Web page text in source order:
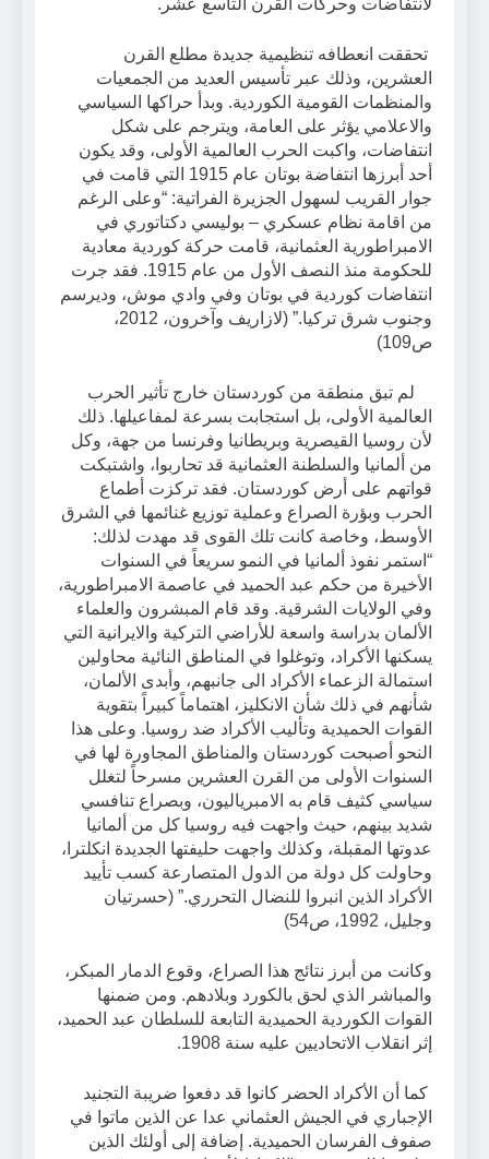
لانتفاضات وحركات القرن التاسع عشر.
تحققت انعطافه تنظيمية جديدة مطلع القرن
العشرين، وذلك عبر تأسيس العديد من الجمعيات
والمنظمات القومية الكوردية. وبدأ حراكها السياسي
والاعلامي يؤثر على العامة، ويترجم على شكل
انتفاضات، واكبت الحرب العالمية الأولى، وقد يكون
أحد أبرزها انتفاضة بوتان عام 1915 التي قامت في
جوار القريب لسهول الجزيرة الفراتية: “وعلى الرغم
من اقامة نظام عسكري – بوليسي دكتاتوري في
الامبراطورية العثمانية، قامت حركة كوردية معادية
للحكومة منذ النصف الأول من عام 1915. فقد جرت
انتفاضات كوردية في بوتان وفي وادي موش، وديرسم
وجنوب شرق تركيا.” (لازاريف وآخرون، 2012،
ص109)
لم تبق منطقة من كوردستان خارج تأثير الحرب
العالمية الأولى، بل استجابت بسرعة لمفاعيلها. ذلك
لأن روسيا القيصرية وبريطانيا وفرنسا من جهة، وكل
من ألمانيا والسلطنة العثمانية قد تحاربوا، واشتبكت
قواتهم على أرض كوردستان. فقد تركزت أطماع
الحرب وبؤرة الصراع وعملية توزيع غنائمها في الشرق
الأوسط، وخاصة كانت تلك القوى قد مهدت لذلك:
“استمر نفوذ ألمانيا في النمو سريعاً في السنوات
الأخيرة من حكم عبد الحميد في عاصمة الامبراطورية،
وفي الولايات الشرقية. وقد قام المبشرون والعلماء
الألمان بدراسة واسعة للأراضي التركية والايرانية التي
يسكنها الأكراد، وتوغلوا في المناطق النائية محاولين
استمالة الزعماء الأكراد الى جانبهم، وأبدى الألمان،
شأنهم في ذلك شأن الانكليز، اهتماماً كبيراً بتقوية
القوات الحميدية وتأليب الأكراد ضد روسيا. وعلى هذا
النحو أصبحت كوردستان والمناطق المجاورة لها في
السنوات الأولى من القرن العشرين مسرحاً لتغلل
سياسي كثيف قام به الامبرياليون، وبصراع تنافسي
شديد بينهم، حيث واجهت فيه روسيا كل من ألمانيا
عدوتها المقبلة، وكذلك واجهت حليفتها الجديدة انكلترا،
وحاولت كل دولة من الدول المتصارعة كسب تأييد
الأكراد الذين انبروا للنضال التحرري.” (حسرتيان
وجليل، 1992، ص54)
وكانت من أبرز نتائج هذا الصراع، وقوع الدمار المبكر،
والمباشر الذي لحق بالكورد وبلادهم. ومن ضمنها
القوات الكوردية الحميدية التابعة للسلطان عبد الحميد،
إثر انقلاب الاتحاديين عليه سنة 1908.
كما أن الأكراد الحضر كانوا قد دفعوا ضريبة التجنيد
الإجباري في الجيش العثماني عدا عن الذين ماتوا في
صفوف الفرسان الحميدية. إضافة إلى أولئك الذين